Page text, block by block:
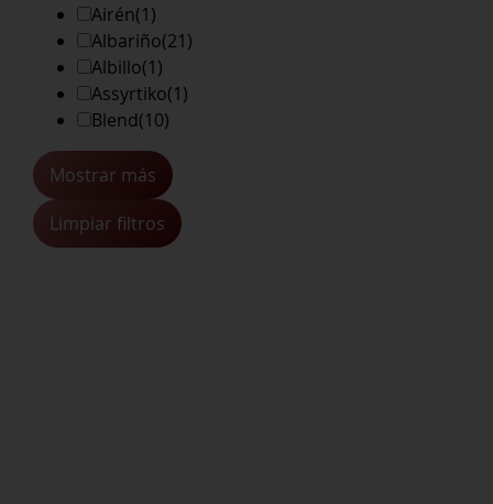
Airén(1)
Albariño(21)
Albillo(1)
Assyrtiko(1)
Blend(10)
Mostrar más
Limpiar filtros